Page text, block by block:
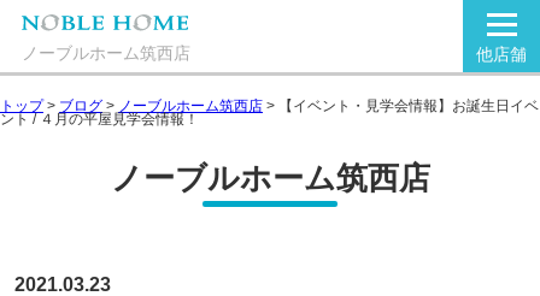
ノーブルホーム筑西店 他店舗
トップ> ブログ > ノーブルホーム筑西店 > 【イベント・見学会情報】お誕生日イベ
ント / ４月の平屋見学会情報！
ノーブルホーム筑西店
2021.03.23